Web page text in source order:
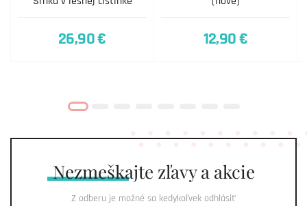
26,90 € 12,90 €
Nezmeškajte zľavy a akcie
Z odberu je možné sa kedykoľvek odhlásiť